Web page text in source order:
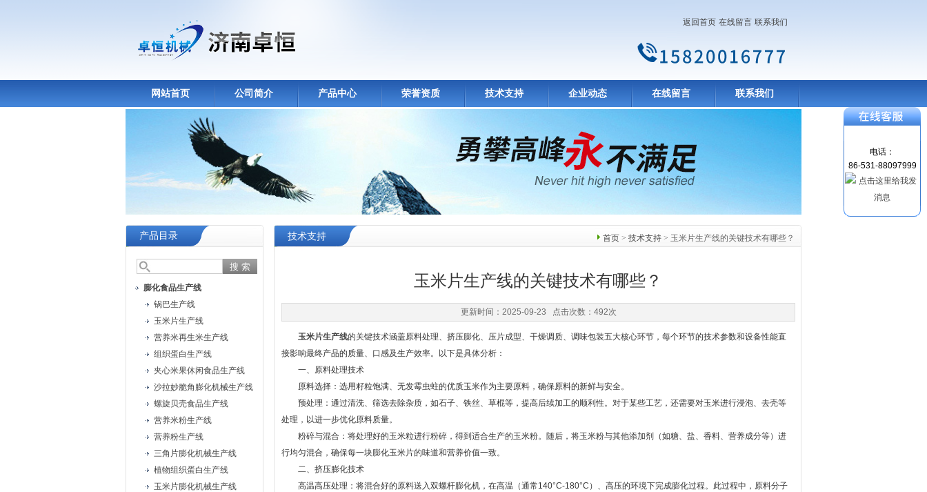
返回首页 在线留言 联系我们
网站首页 公司简介 产品中心 荣誉资质 技术支持 企业动态 在线留言 联系我们
产品目录
膨化食品生产线
锅巴生产线
玉米片生产线
营养米再生米生产线
组织蛋白生产线
夹心米果休闲食品生产线
沙拉妙脆角膨化机械生产线
螺旋贝壳食品生产线
营养米粉生产线
营养粉生产线
三角片膨化机械生产线
植物组织蛋白生产线
玉米片膨化机械生产线
首页 > 技术支持 > 玉米片生产线的关键技术有哪些？
技术支持
玉米片生产线的关键技术有哪些？
更新时间：2025-09-23 点击次数：492次
玉米片生产线的关键技术涵盖原料处理、挤压膨化、压片成型、干燥调质、调味包装五大核心环节，每个环节的技术参数和设备性能直
接影响最终产品的质量、口感及生产效率。以下是具体分析：
一、原料处理技术
原料选择：选用籽粒饱满、无发霉虫蛀的优质玉米作为主要原料，确保原料的新鲜与安全。
预处理：通过清洗、筛选去除杂质，如石子、铁丝、草棍等，提高后续加工的顺利性。对于某些工艺，还需要对玉米进行浸泡、去壳等
处理，以进一步优化原料质量。
粉碎与混合：将处理好的玉米粒进行粉碎，得到适合生产的玉米粉。随后，将玉米粉与其他添加剂（如糖、盐、香料、营养成分等）进
行均匀混合，确保每一块膨化玉米片的味道和营养价值一致。
二、挤压膨化技术
高温高压处理：将混合好的原料送入双螺杆膨化机，在高温（通常140°C-180°C）、高压的环境下完成膨化过程。此过程中，原料分子
电话：
86-531-88097999